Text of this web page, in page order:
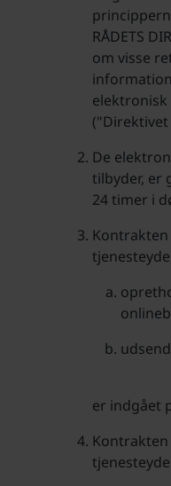
RÅDETS
om visse
elektronisk
De
tilbyder, er
24 timer i
er indgået